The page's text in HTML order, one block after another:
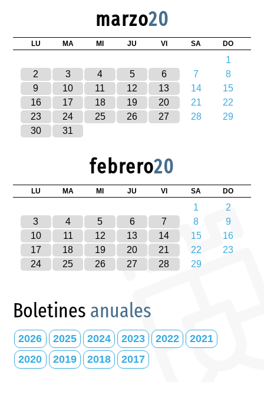
marzo20
LU MA MI JU VI SA DO
1
2
3 4 5 6 7
8
9
10 11 12 13 14
15
16
17 18 19 20 21
22
23
24 25 26 27 28
29
30
31
febrero20
LU MA MI JU VI SA DO
1
2
3
4 5 6 7 8
9
10
11 12 13 14 15
16
17
18 19 20 21 22
23
24
25 26 27 28 29
Boletines anuales
2026 2025 2024 2023 2022
2021
2020
2019 2018 2017